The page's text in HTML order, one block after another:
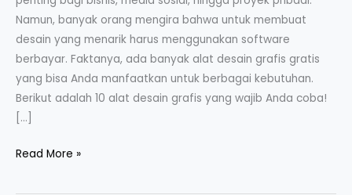
Namun, banyak orang mengira bahwa untuk membuat
desain yang menarik harus menggunakan software
berbayar. Faktanya, ada banyak alat desain grafis gratis
yang bisa Anda manfaatkan untuk berbagai kebutuhan.
Berikut adalah 10 alat desain grafis yang wajib Anda coba!
[…]
Read More »